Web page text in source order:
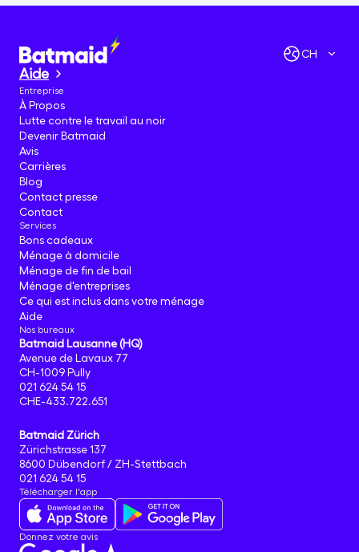
CH
Aide
Entreprise
À Propos
Lutte contre le travail au noir
Devenir Batmaid
Avis
Carrières
Blog
Contact presse
Contact
Services
Bons cadeaux
Ménage à domicile
Ménage de fin de bail
Ménage d'entreprises
Ce qui est inclus dans votre ménage
Aide
Nos bureaux
Batmaid Lausanne (HQ)
Avenue de Lavaux 77
CH-1009 Pully
021 624 54 15
CHE-433.722.651
Batmaid Zürich
Zürichstrasse 137
8600 Dübendorf / ZH-Stettbach
021 624 54 15
Télécharger l'app
Donnez votre avis